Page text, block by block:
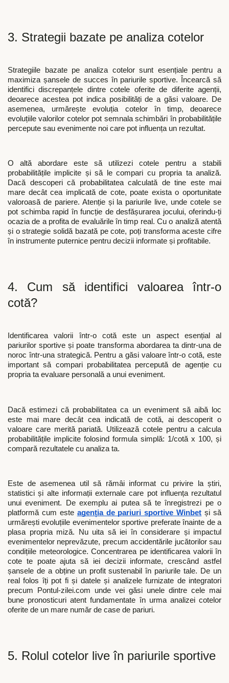
3. Strategii bazate pe analiza cotelor
Strategiile bazate pe analiza cotelor sunt esențiale pentru a
maximiza șansele de succes în pariurile sportive. Încearcă să
identifici discrepanțele dintre cotele oferite de diferite agenții,
deoarece acestea pot indica posibilități de a găsi valoare. De
asemenea, urmărește evoluția cotelor în timp, deoarece
evoluțiile valorilor cotelor pot semnala schimbări în probabilitățile
percepute sau evenimente noi care pot influența un rezultat.
O altă abordare este să utilizezi cotele pentru a stabili
probabilitățile implicite și să le compari cu propria ta analiză.
Dacă descoperi că probabilitatea calculată de tine este mai
mare decât cea implicată de cote, poate exista o oportunitate
valoroasă de pariere. Atenție și la pariurile live, unde cotele se
pot schimba rapid în funcție de desfășurarea jocului, oferindu-ți
ocazia de a profita de evaluările în timp real. Cu o analiză atentă
și o strategie solidă bazată pe cote, poți transforma aceste cifre
în instrumente puternice pentru decizii informate și profitabile.
4. Cum să identifici valoarea într-o
cotă?
Identificarea valorii într-o cotă este un aspect esențial al
pariurilor sportive și poate transforma abordarea ta dintr-una de
noroc într-una strategică. Pentru a găsi valoare într-o cotă, este
important să compari probabilitatea percepută de agenție cu
propria ta evaluare personală a unui eveniment.
Dacă estimezi că probabilitatea ca un eveniment să aibă loc
este mai mare decât cea indicată de cotă, ai descoperit o
valoare care merită pariată. Utilizează cotele pentru a calcula
probabilitățile implicite folosind formula simplă: 1/cotă x 100, și
compară rezultatele cu analiza ta.
Este de asemenea util să rămâi informat cu privire la știri,
statistici și alte informații externale care pot influența rezultatul
unui eveniment. De exemplu ai putea să te înregistrezi pe o
platformă cum este agenția de pariuri sportive Winbet și să
urmărești evoluțiile evenimentelor sportive preferate înainte de a
plasa propria miză. Nu uita să iei în considerare și impactul
evenimentelor neprevăzute, precum accidentările jucătorilor sau
condițiile meteorologice. Concentrarea pe identificarea valorii în
cote te poate ajuta să iei decizii informate, crescând astfel
șansele de a obține un profit sustenabil în pariurile tale. De un
real folos îți pot fi și datele și analizele furnizate de integratori
precum Pontul-zilei.com unde vei găsi unele dintre cele mai
bune pronosticuri atent fundamentate în urma analizei cotelor
oferite de un mare număr de case de pariuri.
5. Rolul cotelor live în pariurile sportive